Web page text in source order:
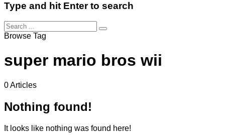
Type and hit Enter to search
Browse Tag
super mario bros wii
0 Articles
Nothing found!
It looks like nothing was found here!